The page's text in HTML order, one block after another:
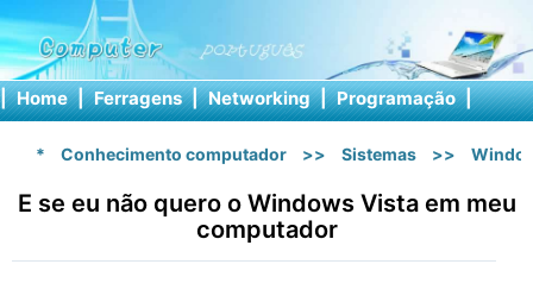
| Home | Ferragens | Networking | Programação |
* Conhecimento computador >> Sistemas >>
E se eu não quero o Windows Vista em meu
computador